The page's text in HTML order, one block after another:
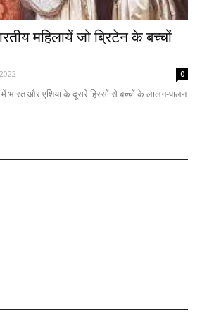
महिलायें जो ब्रिटेन के बच्चों
0
में भारत और एशिया के दूसरे हिस्सों से बच्चों के लालन-पालन